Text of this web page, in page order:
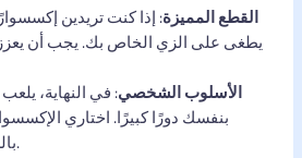
القطع المميزة: إذا كنت تريدين
يطغى على الزي الخاص بك. يجب أن
الأسلوب الشخصي: في النهاية،
بنفسك دورًا كبيرًا. اختاري
بالسعادة وتعكس شخصيتك.